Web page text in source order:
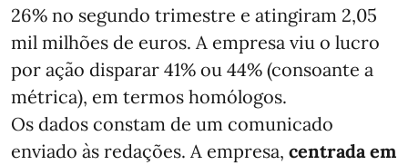
26% no segundo trimestre e atingiram 2,05
mil milhões de euros. A empresa viu o lucro
por ação disparar 41% ou 44% (consoante a
métrica), em termos homólogos.
Os dados constam de um comunicado
enviado às redações. A empresa, centrada em